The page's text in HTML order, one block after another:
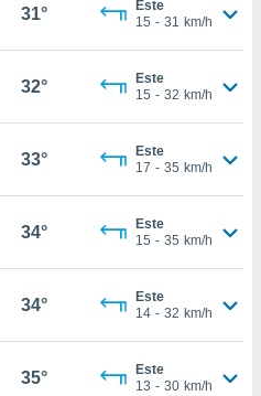
31°
Este
15 - 31 km/h
32°
Este
15 - 32 km/h
33°
Este
17 - 35 km/h
34°
Este
15 - 35 km/h
34°
Este
14 - 32 km/h
35°
Este
13 - 30 km/h